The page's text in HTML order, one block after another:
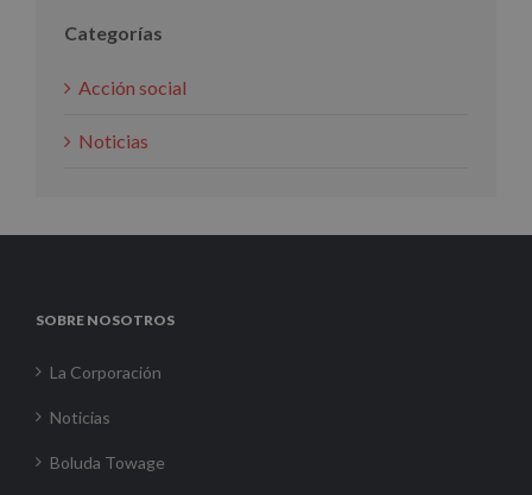
Categorías
Acción social
Noticias
SOBRE NOSOTROS
La Corporación
Noticias
Boluda Towage